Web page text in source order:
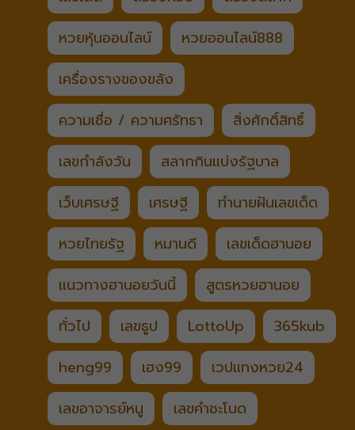
หวยหุ้นออนไลน์
หวยออนไลน์888
เครื่องรางของขลัง
ความเชื่อ / ความศรัทธา
สิ่งศักดิ์สิทธิ์
เลขกำลังวัน
สลากกินแบ่งรัฐบาล
เว็บเศรษฐี
เศรษฐี
ทำนายฝันเลขเด็ด
หวยไทยรัฐ
หมานดี
เลขเด็ดฮานอย
แนวทางฮานอยวันนี้
สูตรหวยฮานอย
ทั่วไป
เลขธูป LottoUp
365kub
heng99
เฮง99
เวปแทงหวย24
เลขอาจารย์หนู
เลขคำชะโนด